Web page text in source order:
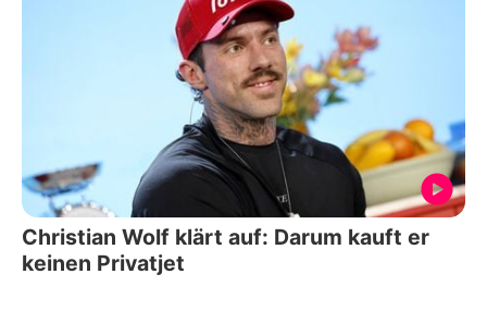
Christian Wolf klärt auf: Darum kauft er
keinen Privatjet